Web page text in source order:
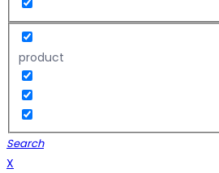
product
Search
X